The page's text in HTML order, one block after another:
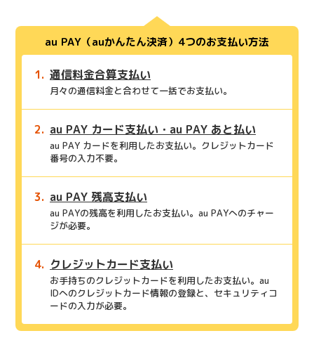
au PAY（auかんたん決済）4つのお支払い方法
通信料金合算支払い
月々の通信料金と合わせて一括でお支払い。
au PAY カード支払い・au PAY あと払い
au PAY カードを利用したお支払い。クレジットカード
番号の入力不要。
au PAY 残高支払い
au PAYの残高を利用したお支払い。au PAYへのチャー
ジが必要。
クレジットカード支払い
お手持ちのクレジットカードを利用したお支払い。au
IDへのクレジットカード情報の登録と、セキュリティコ
ードの入力が必要。